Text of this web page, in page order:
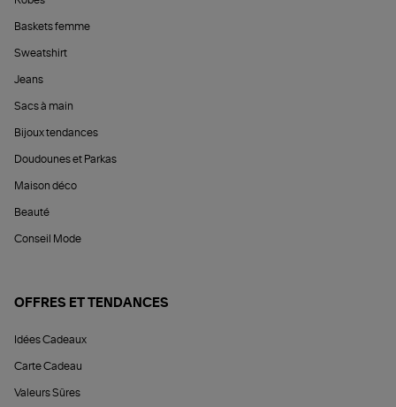
Baskets femme
Sweatshirt
Jeans
Sacs à main
Bijoux tendances
Doudounes et Parkas
Maison déco
Beauté
Conseil Mode
OFFRES ET TENDANCES
Idées Cadeaux
Carte Cadeau
Valeurs Sûres